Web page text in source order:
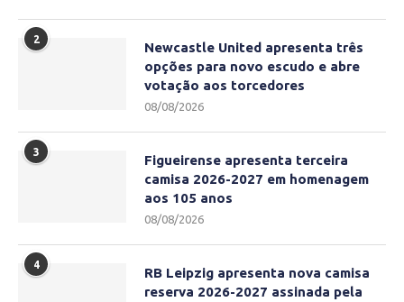
2
Newcastle United apresenta três
opções para novo escudo e abre
votação aos torcedores
08/08/2026
3
Figueirense apresenta terceira
camisa 2026-2027 em homenagem
aos 105 anos
08/08/2026
4
RB Leipzig apresenta nova camisa
reserva 2026-2027 assinada pela